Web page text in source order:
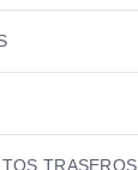
TRASEROS